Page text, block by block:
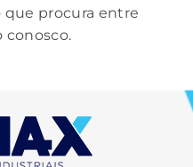
que procura entre